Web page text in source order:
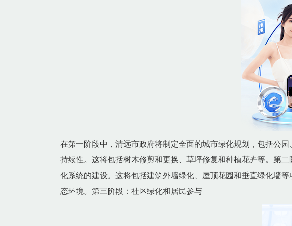
在第一阶段中，清远市政府将制定全面的城市绿化规划，包括公
持续性。这将包括树木修剪和更换、草坪修复和种植花卉等。第
化系统的建设。这将包括建筑外墙绿化、屋顶花园和垂直绿化墙
态环境。第三阶段：社区绿化和居民参与